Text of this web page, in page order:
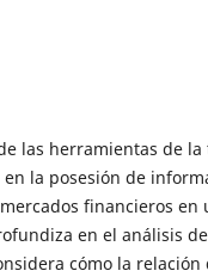
las herramientas de
la posesión de
financieros en
en el análisis
cómo la relación